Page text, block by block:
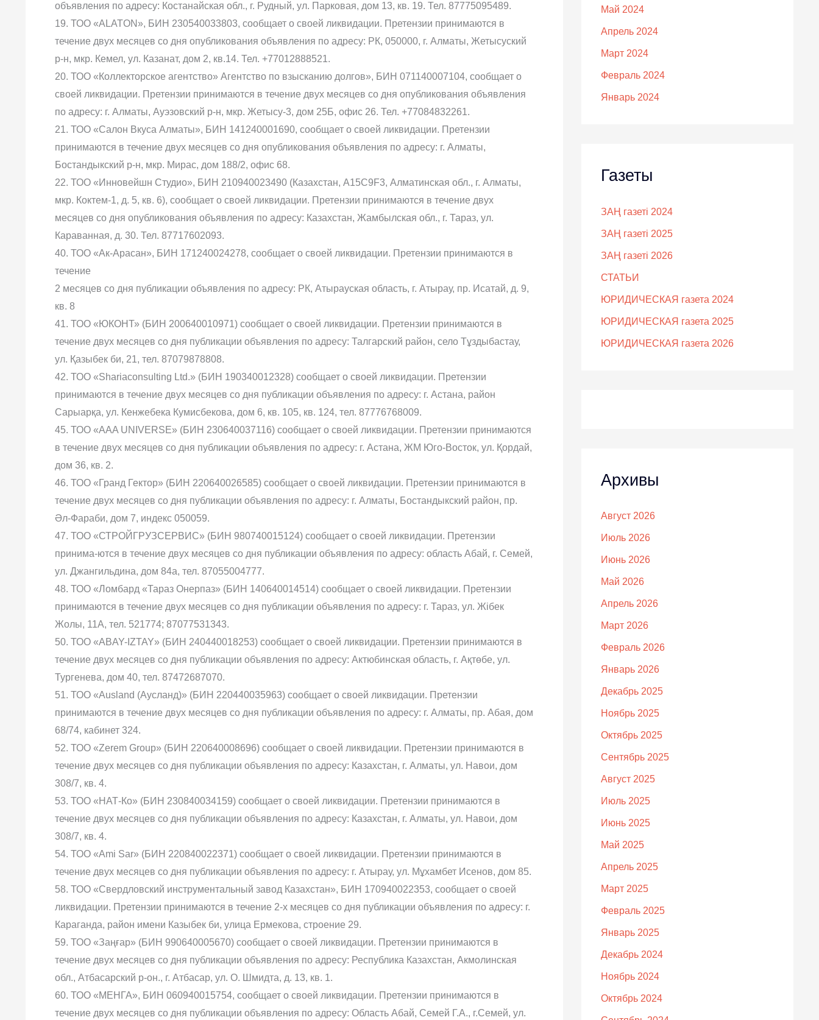
объявления по адресу: Костанайская обл., г. Рудный, ул. Парковая, дом 13, кв. 19. Тел. 87775095489.
19. ТОО «ALATON», БИН 230540033803, сообщает о своей ликвидации. Претензии принимаются в
течение двух месяцев со дня опубликования объявления по адресу: РК, 050000, г. Алматы, Жетысуский
р-н, мкр. Кемел, ул. Казанат, дом 2, кв.14. Тел. +77012888521.
20. ТОО «Коллекторское агентство» Агентство по взысканию долгов», БИН 071140007104, сообщает о
своей ликвидации. Претензии принимаются в течение двух месяцев со дня опубликования объявления
по адресу: г. Алматы, Ауэзовский р-н, мкр. Жетысу-3, дом 25Б, офис 26. Тел. +77084832261.
21. ТОО «Салон Вкуса Алматы», БИН 141240001690, сообщает о своей ликвидации. Претензии
принимаются в течение двух месяцев со дня опубликования объявления по адресу: г. Алматы,
Бостандыкский р-н, мкр. Мирас, дом 188/2, офис 68.
22. ТОО «Инновейшн Студио», БИН 210940023490 (Казахстан, А15С9F3, Алматинская обл., г. Алматы,
мкр. Коктем-1, д. 5, кв. 6), сообщает о своей ликвидации. Претензии принимаются в течение двух
месяцев со дня опубликования объявления по адресу: Казахстан, Жамбылская обл., г. Тараз, ул.
Караванная, д. 30. Тел. 87717602093.
40. ТОО «Ак-Арасан», БИН 171240024278, сообщает о своей ликвидации. Претензии принимаются в
течение
2 месяцев со дня публикации объявления по адресу: РК, Атырауская область, г. Атырау, пр. Исатай, д. 9,
кв. 8
41. ТОО «ЮКОНТ» (БИН 200640010971) сообщает о своей ликвидации. Претензии принимаются в
течение двух месяцев со дня публикации объявления по адресу: Талгарский район, село Тұздыбастау,
ул. Қазыбек би, 21, тел. 87079878808.
42. ТОО «Shariaconsulting Ltd.» (БИН 190340012328) сообщает о своей ликвидации. Претензии
принимаются в течение двух месяцев со дня публикации объявления по адресу: г. Астана, район
Сарыарқа, ул. Кенжебека Кумисбекова, дом 6, кв. 105, кв. 124, тел. 87776768009.
45. ТОО «AAA UNIVERSE» (БИН 230640037116) сообщает о своей ликвидации. Претензии принимаются
в течение двух месяцев со дня публикации объявления по адресу: г. Астана, ЖМ Юго-Восток, ул. Қордай,
дом 36, кв. 2.
46. ТОО «Гранд Гектор» (БИН 220640026585) сообщает о своей ликвидации. Претензии принимаются в
течение двух месяцев со дня публикации объявления по адресу: г. Алматы, Бостандыкский район, пр.
Әл-Фараби, дом 7, индекс 050059.
47. ТОО «СТРОЙГРУЗСЕРВИС» (БИН 980740015124) сообщает о своей ликвидации. Претензии
принима-ются в течение двух месяцев со дня публикации объявления по адресу: область Абай, г. Семей,
ул. Джангильдина, дом 84а, тел. 87055004777.
48. ТОО «Ломбард «Тараз Онерпаз» (БИН 140640014514) сообщает о своей ликвидации. Претензии
принимаются в течение двух месяцев со дня публикации объявления по адресу: г. Тараз, ул. Жібек
Жолы, 11А, тел. 521774; 87077531343.
50. ТОО «ABAY-IZTAY» (БИН 240440018253) сообщает о своей ликвидации. Претензии принимаются в
течение двух месяцев со дня публикации объявления по адресу: Актюбинская область, г. Ақтөбе, ул.
Тургенева, дом 40, тел. 87472687070.
51. ТОО «Ausland (Аусланд)» (БИН 220440035963) сообщает о своей ликвидации. Претензии
принимаются в течение двух месяцев со дня публикации объявления по адресу: г. Алматы, пр. Абая, дом
68/74, кабинет 324.
52. ТОО «Zerem Group» (БИН 220640008696) сообщает о своей ликвидации. Претензии принимаются в
течение двух месяцев со дня публикации объявления по адресу: Казахстан, г. Алматы, ул. Навои, дом
308/7, кв. 4.
53. ТОО «НАТ-Ко» (БИН 230840034159) сообщает о своей ликвидации. Претензии принимаются в
течение двух месяцев со дня публикации объявления по адресу: Казахстан, г. Алматы, ул. Навои, дом
308/7, кв. 4.
54. ТОО «Ami Sar» (БИН 220840022371) сообщает о своей ликвидации. Претензии принимаются в
течение двух месяцев со дня публикации объявления по адресу: г. Атырау, ул. Мұхамбет Исенов, дом 85.
58. ТОО «Свердловский инструментальный завод Казахстан», БИН 170940022353, сообщает о своей
ликвидации. Претензии принимаются в течение 2-х месяцев со дня публикации объявления по адресу: г.
Караганда, район имени Казыбек би, улица Ермекова, строение 29.
59. ТОО «Заңғар» (БИН 990640005670) сообщает о своей ликвидации. Претензии принимаются в
течение двух месяцев со дня публикации объявления по адресу: Республика Казахстан, Акмолинская
обл., Атбасарский р-он., г. Атбасар, ул. О. Шмидта, д. 13, кв. 1.
60. ТОО «МЕНГА», БИН 060940015754, сообщает о своей ликвидации. Претензии принимаются в
течение двух месяцев со дня публикации объявления по адресу: Область Абай, Семей Г.А., г.Семей, ул.
Май 2024
Апрель 2024
Март 2024
Февраль 2024
Январь 2024
Газеты
ЗАҢ газеті 2024
ЗАҢ газеті 2025
ЗАҢ газеті 2026
СТАТЬИ
ЮРИДИЧЕСКАЯ газета 2024
ЮРИДИЧЕСКАЯ газета 2025
ЮРИДИЧЕСКАЯ газета 2026
Архивы
Август 2026
Июль 2026
Июнь 2026
Май 2026
Апрель 2026
Март 2026
Февраль 2026
Январь 2026
Декабрь 2025
Ноябрь 2025
Октябрь 2025
Сентябрь 2025
Август 2025
Июль 2025
Июнь 2025
Май 2025
Апрель 2025
Март 2025
Февраль 2025
Январь 2025
Декабрь 2024
Ноябрь 2024
Октябрь 2024